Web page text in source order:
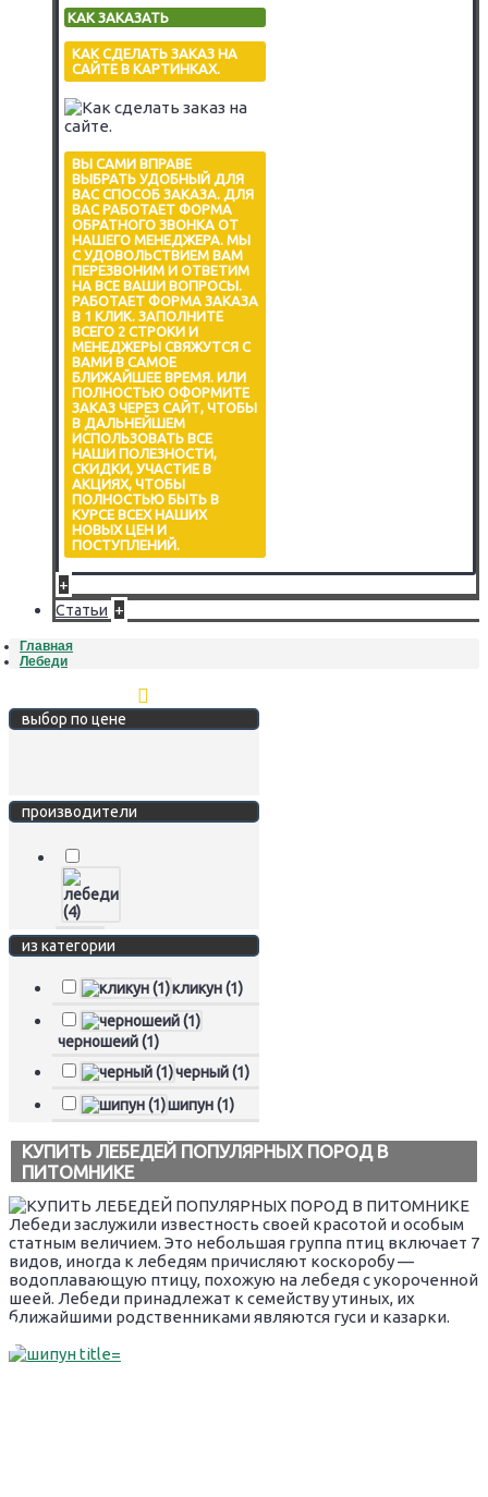
КАК ЗАКАЗАТЬ
КАК СДЕЛАТЬ ЗАКАЗ НА
САЙТЕ В КАРТИНКАХ.
ВЫ САМИ ВПРАВЕ
ВЫБРАТЬ УДОБНЫЙ ДЛЯ
ВАС СПОСОБ ЗАКАЗА. ДЛЯ
ВАС РАБОТАЕТ ФОРМА
ОБРАТНОГО ЗВОНКА ОТ
НАШЕГО МЕНЕДЖЕРА. МЫ
С УДОВОЛЬСТВИЕМ ВАМ
ПЕРЕЗВОНИМ И ОТВЕТИМ
НА ВСЕ ВАШИ ВОПРОСЫ.
РАБОТАЕТ ФОРМА ЗАКАЗА
В 1 КЛИК. ЗАПОЛНИТЕ
ВСЕГО 2 СТРОКИ И
МЕНЕДЖЕРЫ СВЯЖУТСЯ С
ВАМИ В САМОЕ
БЛИЖАЙШЕЕ ВРЕМЯ. ИЛИ
ПОЛНОСТЬЮ ОФОРМИТЕ
ЗАКАЗ ЧЕРЕЗ САЙТ, ЧТОБЫ
В ДАЛЬНЕЙШЕМ
ИСПОЛЬЗОВАТЬ ВСЕ
НАШИ ПОЛЕЗНОСТИ,
СКИДКИ, УЧАСТИЕ В
АКЦИЯХ, ЧТОБЫ
ПОЛНОСТЬЮ БЫТЬ В
КУРСЕ ВСЕХ НАШИХ
НОВЫХ ЦЕН И
ПОСТУПЛЕНИЙ.
+
Статьи +
Главная
Лебеди
выбор по цене
производители
из категории
кликун (1)
черношеий (1)
черный (1)
шипун (1)
КУПИТЬ ЛЕБЕДЕЙ ПОПУЛЯРНЫХ ПОРОД В
ПИТОМНИКЕ
Лебеди заслужили известность своей красотой и особым
статным величием. Это небольшая группа птиц включает 7
видов, иногда к лебедям причисляют коскоробу —
водоплавающую птицу, похожую на лебедя с укороченной
шеей. Лебеди принадлежат к семейству утиных, их
ближайшими родственниками являются гуси и казарки.